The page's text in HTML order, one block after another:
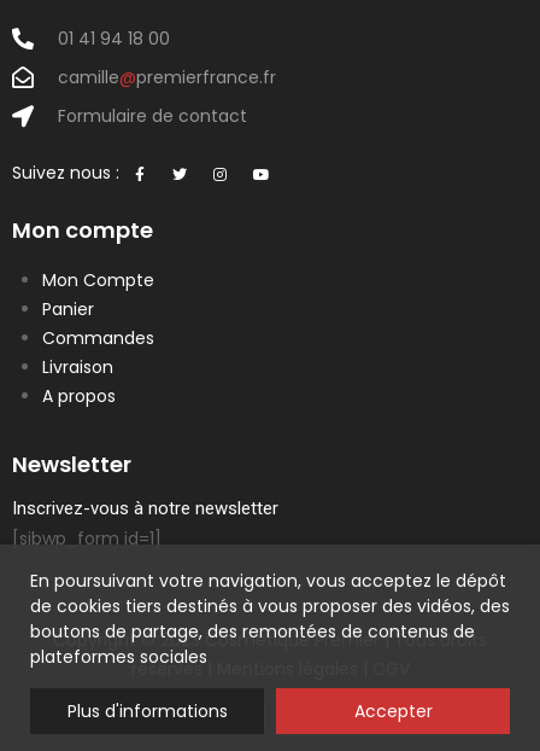
01 41 94 18 00
camille@premierfrance.fr
Formulaire de contact
Suivez nous :
Mon compte
Mon Compte
Panier
Commandes
Livraison
A propos
Newsletter
Inscrivez-vous à notre newsletter
[sibwp_form id=1]
Copyright © 2023 Cosmetique Premier | Tous droits
réservés |
En poursuivant votre navigation, vous acceptez le dépôt
de cookies tiers destinés à vous proposer des vidéos, des
boutons de partage, des remontées de contenus de
plateformes sociales
Plus d'informations Accepter